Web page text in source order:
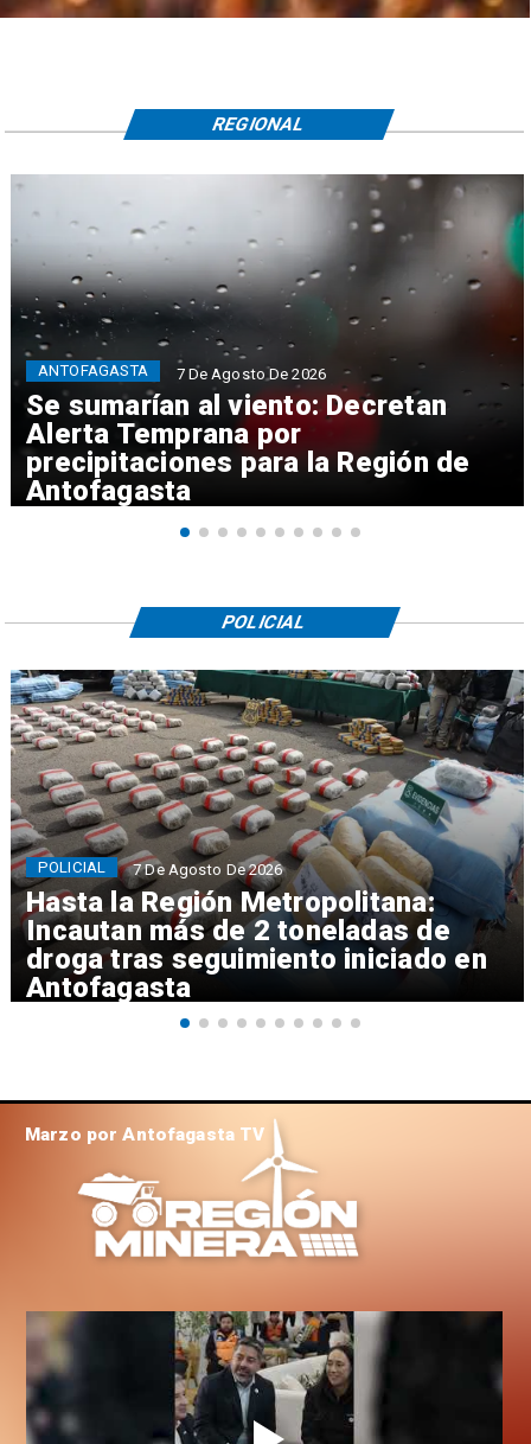
Se sumarían al viento: Decretan
Alerta Temprana por
precipitaciones para la Región de
Antofagasta
ANTOFAGASTA 7 De Agosto De 2026
REGIONAL
Hasta la Región Metropolitana:
Incautan más de 2 toneladas de
droga tras seguimiento iniciado en
Antofagasta
POLICIAL 7 De Agosto De 2026
POLICIAL
Marzo por Antofagasta TV